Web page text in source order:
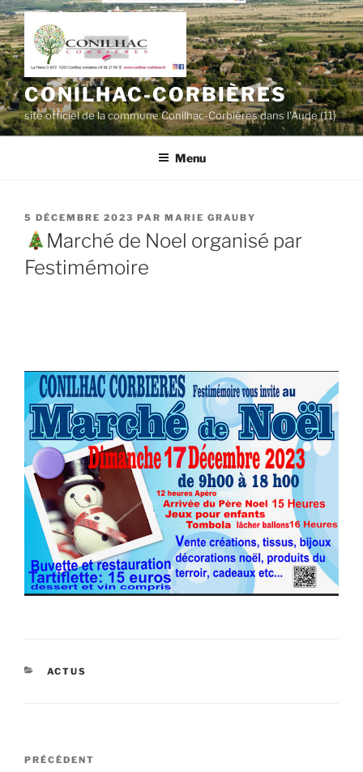
Aller
au
contenu
principal
CONILHAC-CORBIÈRES
site officiel de la commune Conilhac-Corbières dans l'Aude (11)
Menu
PUBLIÉ
LE
5 DÉCEMBRE 2023 PAR MARIE GRAUBY
Marché de Noel organisé par
Festimémoire
CATÉGORIES
ACTUS
Navigation
Article
PRÉCÉDENT